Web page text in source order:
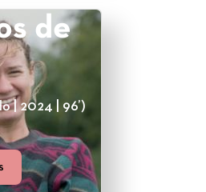
de
| 2024 | 96’)